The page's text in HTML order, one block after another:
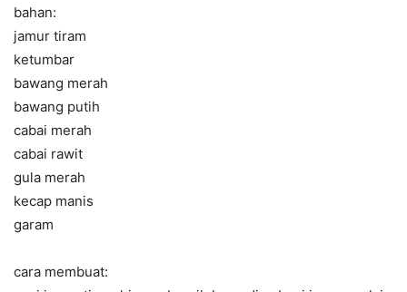
bahan:
jamur tiram
ketumbar
bawang merah
bawang putih
cabai merah
cabai rawit
gula merah
kecap manis
garam
cara membuat: